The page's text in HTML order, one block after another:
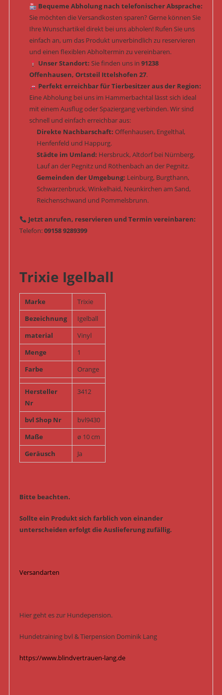
Bequeme Abholung nach telefonischer Absprache:
Sie möchten die Versandkosten sparen? Gerne können Sie
Ihre Wunschartikel direkt bei uns abholen! Rufen Sie uns
einfach an, um das Produkt unverbindlich zu reservieren
und einen flexiblen Abholtermin zu vereinbaren.
Unser Standort: Sie finden uns in 91238
Offenhausen, Ortsteil Ittelshofen 27.
Perfekt erreichbar für Tierbesitzer aus der Region:
Eine Abholung bei uns im Hammerbachtal lässt sich ideal
mit einem Ausflug oder Spaziergang verbinden. Wir sind
schnell und einfach erreichbar aus:
Direkte Nachbarschaft: Offenhausen, Engelthal,
Henfenfeld und Happurg.
Städte im Umland: Hersbruck, Altdorf bei Nürnberg,
Lauf an der Pegnitz und Röthenbach an der Pegnitz.
Gemeinden der Umgebung: Leinburg, Burgthann,
Schwarzenbruck, Winkelhaid, Neunkirchen am Sand,
Reichenschwand und Pommelsbrunn.
Jetzt anrufen, reservieren und Termin vereinbaren:
Telefon:09158 9289399
Trixie Igelball
Marke
Trixie
Bezeichnung
Igelball
material
Vinyl
Menge
1
Farbe
Orange
Hersteller
Nr
3412
bvl Shop Nr
bvl9430
Maße
ø 10 cm
Geräusch
Ja
Bitte beachten.
Sollte ein Produkt sich farblich von einander
unterscheiden erfolgt die Auslieferung zufällig.
Versandarten
Hier geht es zur Hundepension.
Hundetraining bvl & Tierpension Dominik Lang
https://www.blindvertrauen-lang.de